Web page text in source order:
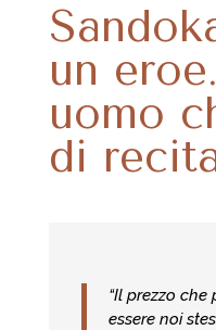
un
uomo
di
“Il prezzo
essere noi